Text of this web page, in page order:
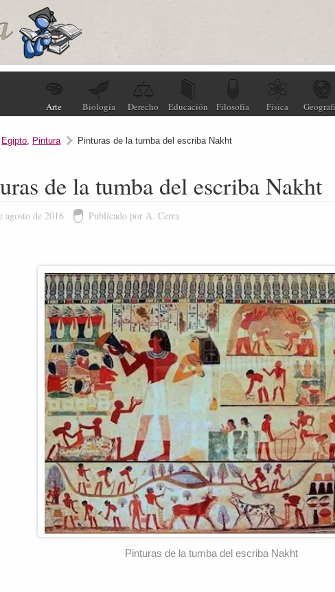
Arte Biología Derecho Educación Filosofía Física
Egipto, Pintura Pinturas de la tumba del escriba Nakht
de la tumba del escriba Nakht
agosto de 2016 Publicado por A. Cerra
Pinturas de la tumba del escriba Nakht